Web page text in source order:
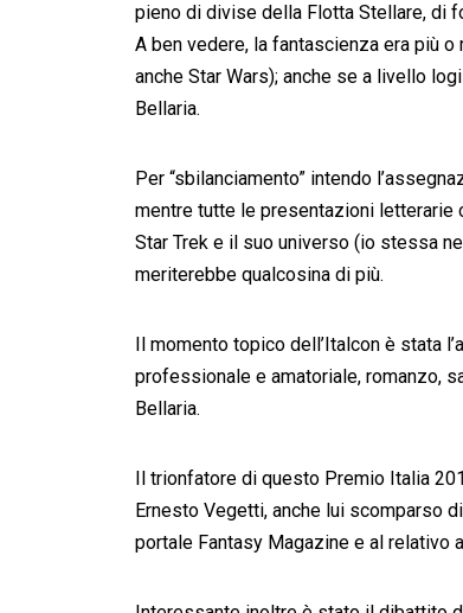
pieno di divise della Flotta Stellare, di
A ben vedere, la fantascienza era più
anche Star Wars); anche se a livello
Bellaria.
Per “sbilanciamento” intendo
mentre tutte le presentazioni letterarie
Star Trek e il suo universo (io stessa
meriterebbe qualcosina di più.
Il momento topico dell’Italcon è stata
professionale e amatoriale, romanzo,
Bellaria.
Il trionfatore di questo Premio Italia
Ernesto Vegetti, anche lui scomparso
portale Fantasy Magazine e al relativo